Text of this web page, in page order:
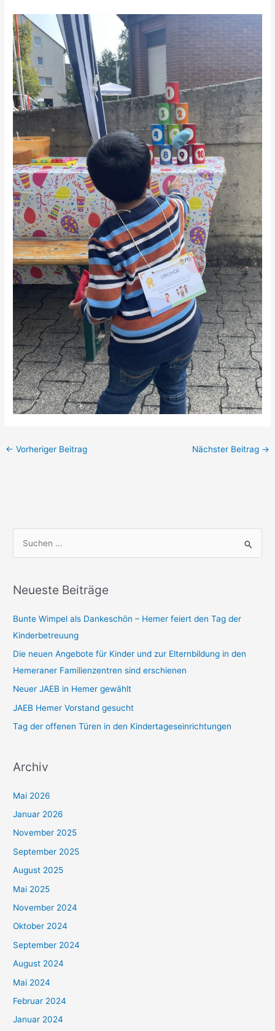
← Vorheriger Beitrag Nächster Beitrag →
h
n
n
a
c
h
Neueste Beiträge
Bunte Wimpel als Dankeschön – Hemer feiert den Tag der
Kinderbetreuung
Die neuen Angebote für Kinder und zur Elternbildung in den
Hemeraner Familienzentren sind erschienen
Neuer JAEB in Hemer gewählt
JAEB Hemer Vorstand gesucht
Tag der offenen Türen in den Kindertageseinrichtungen
Archiv
Mai 2026
Januar 2026
November 2025
September 2025
August 2025
Mai 2025
November 2024
Oktober 2024
September 2024
August 2024
Mai 2024
Februar 2024
Januar 2024